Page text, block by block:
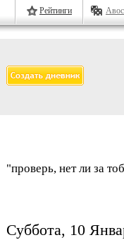
Рейтинги
"проверь, нет ли за
Суббота, 10